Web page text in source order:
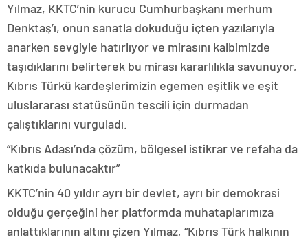
Yılmaz, KKTC’nin kurucu Cumhurbaşkanı merhum
Denktaş’ı, onun sanatla dokuduğu içten yazılarıyla
anarken sevgiyle hatırlıyor ve mirasını kalbimizde
taşıdıklarını belirterek bu mirası kararlılıkla savunuyor,
Kıbrıs Türkü kardeşlerimizin egemen eşitlik ve eşit
uluslararası statüsünün tescili için durmadan
çalıştıklarını vurguladı.
“Kıbrıs Adası’nda çözüm, bölgesel istikrar ve refaha da
katkıda bulunacaktır”
KKTC’nin 40 yıldır ayrı bir devlet, ayrı bir demokrasi
olduğu gerçeğini her platformda muhataplarımıza
anlattıklarının altını çizen Yılmaz, “Kıbrıs Türk halkının